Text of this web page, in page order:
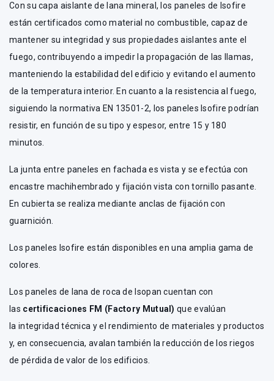
Con su capa aislante de lana mineral, los paneles de Isofire
están certificados como material no combustible, capaz de
mantener su integridad y sus propiedades aislantes ante el
fuego, contribuyendo a impedir la propagación de las llamas,
manteniendo la estabilidad del edificio y evitando el aumento
de la temperatura interior. En cuanto a la resistencia al fuego,
siguiendo la normativa EN 13501-2, los paneles Isofire podrían
resistir, en función de su tipo y espesor, entre 15 y 180
minutos.
La junta entre paneles en fachada es vista y se efectúa con
encastre machihembrado y fijación vista con tornillo pasante.
En cubierta se realiza mediante anclas de fijación con
guarnición.
Los paneles Isofire están disponibles en una amplia gama de
colores.
Los paneles de lana de roca de Isopan cuentan con
las certificaciones FM (Factory Mutual) que evalúan
la integridad técnica y el rendimiento de materiales y productos
y, en consecuencia, avalan también la reducción de los riegos
de pérdida de valor de los edificios.